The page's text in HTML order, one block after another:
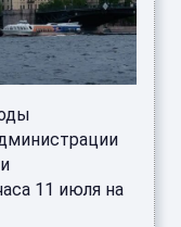
11 июля на